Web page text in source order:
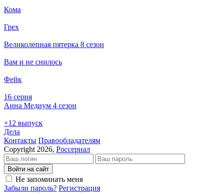
Кома
Грех
Великолепная пятерка 8 сезон
Вам и не снилось
Фейк
16 серия
Анна Медиум 4 сезон
+12 выпуск
Дела
Кон­так­ты Пра­во­об­ла­да­те­лям
Copyright 2026, Россериал
Войти на сайт
Не запоминать меня
Забыли пароль? Регистрация